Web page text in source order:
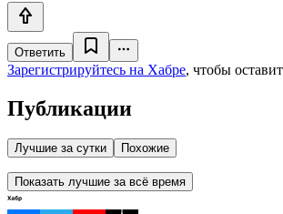
Ответить
Зарегистрируйтесь на Хабре, чтобы
Публикации
Лучшие за сутки Похожие
Показать лучшие за всё время